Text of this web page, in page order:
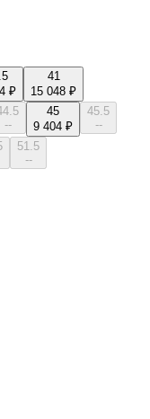
₽
41
15 048 ₽
--
45
9 404 ₽
45.5
--
51.5
--